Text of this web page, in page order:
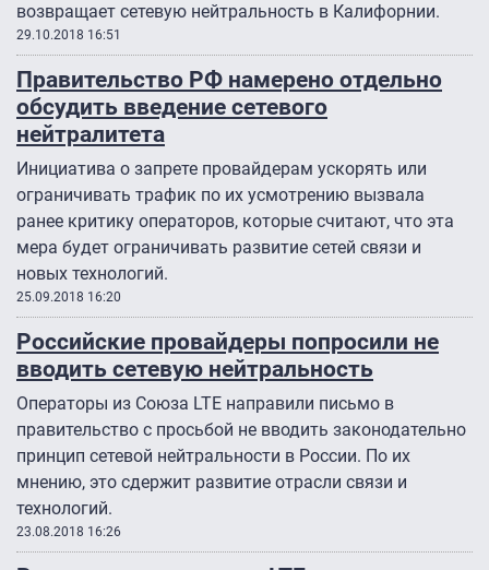
возвращает сетевую нейтральность в Калифорнии.
29.10.2018 16:51
Правительство РФ намерено отдельно
обсудить введение сетевого
нейтралитета
Инициатива о запрете провайдерам ускорять или
ограничивать трафик по их усмотрению вызвала
ранее критику операторов, которые считают, что эта
мера будет ограничивать развитие сетей связи и
новых технологий.
25.09.2018 16:20
Российские провайдеры попросили не
вводить сетевую нейтральность
Операторы из Союза LTE направили письмо в
правительство с просьбой не вводить законодательно
принцип сетевой нейтральности в России. По их
мнению, это сдержит развитие отрасли связи и
технологий.
23.08.2018 16:26